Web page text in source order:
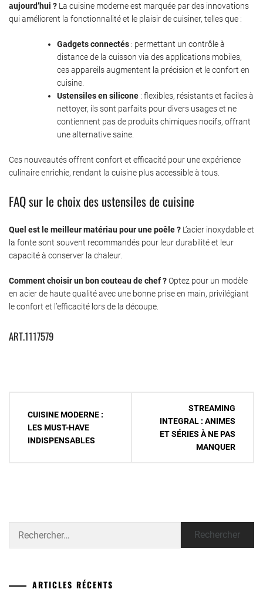
aujourd’hui ? La cuisine moderne est marquée par des innovations
qui améliorent la fonctionnalité et le plaisir de cuisiner, telles que :
Gadgets connectés : permettant un contrôle à
distance de la cuisson via des applications mobiles,
ces appareils augmentent la précision et le confort en
cuisine.
Ustensiles en silicone : flexibles, résistants et faciles à
nettoyer, ils sont parfaits pour divers usages et ne
contiennent pas de produits chimiques nocifs, offrant
une alternative saine.
Ces nouveautés offrent confort et efficacité pour une expérience
culinaire enrichie, rendant la cuisine plus accessible à tous.
FAQ sur le choix des ustensiles de cuisine
Quel est le meilleur matériau pour une poêle ? L’acier inoxydable et
la fonte sont souvent recommandés pour leur durabilité et leur
capacité à conserver la chaleur.
Comment choisir un bon couteau de chef ?Optez pour un modèle
en acier de haute qualité avec une bonne prise en main, privilégiant
le confort et l’efficacité lors de la découpe.
ART.1117579
l’article
CUISINE MODERNE :
LES MUST-HAVE
INDISPENSABLES
STREAMING
INTEGRAL : ANIMES
ET SÉRIES À NE PAS
MANQUER
ARTICLES RÉCENTS